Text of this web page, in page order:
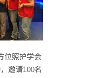
位照护学会
邀请100名